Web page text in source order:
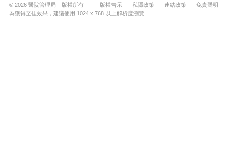
© 2026 醫院管理局 版權所有 版權告示 私隱政策 連結政策
免責聲明
為獲得至佳效果，建議使用 1024 x 768 以上解析度瀏覽